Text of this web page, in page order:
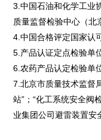
3.中国石油和化学工业
质量监督检验中心（北
4.中国合格评定国家认
5.产品认证定点检验单
6.农药产品认定检验单
7.北京市质量技术监督
站”；“化工系统安全阀
业集团公司避雷装置安